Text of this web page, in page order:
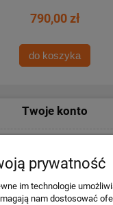
790,00 zł
do koszyka
Twoje konto
Płatności i dostawa
prywatność
im technologie
nam dostosować